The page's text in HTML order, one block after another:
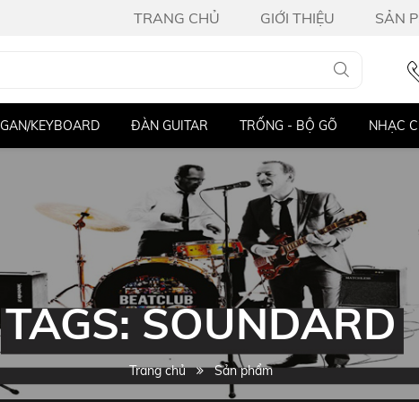
TRANG CHỦ GIỚI THIỆU SẢN
KEYBOARD ĐÀN GUITAR TRỐNG - BỘ GÕ NHẠC
TAGS: SOUNDARD
Trang chủ Sản phẩm